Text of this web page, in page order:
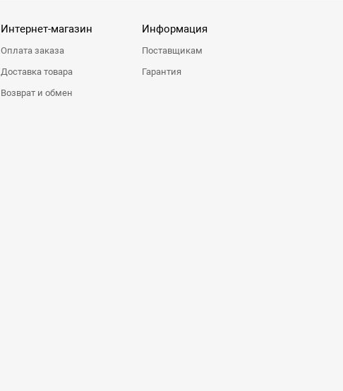
Интернет-магазин
Оплата заказа
Доставка товара
Возврат и обмен
Информация
Поставщикам
Гарантия